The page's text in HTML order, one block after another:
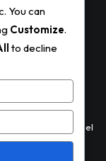
Agencia FIel
You can
Customize.
to decline